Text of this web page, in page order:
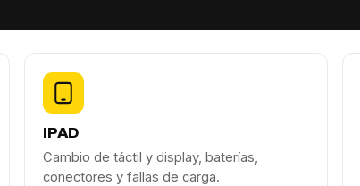
IPAD
Cambio de táctil y display, baterías,
conectores y fallas de carga.